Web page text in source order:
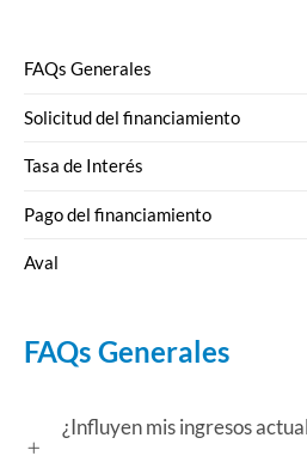
FAQs Generales
Solicitud del financiamiento
Tasa de Interés
Pago del financiamiento
Aval
FAQs Generales
¿Influyen mis ingresos